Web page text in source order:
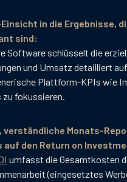
in die Ergebnisse,
sind:
Software schlüsselt die
und Umsatz detailliert
Plattform-KPIs wie
zu fokussieren.
verständliche Monats-
auf den Return on
umfasst die Gesamtkosten
(eingesetztes